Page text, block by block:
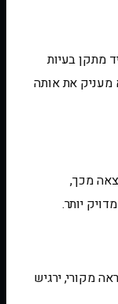
מתקן בעיות
מעניק את אותה
מכך,
יותר.
מקורי, ירגיש